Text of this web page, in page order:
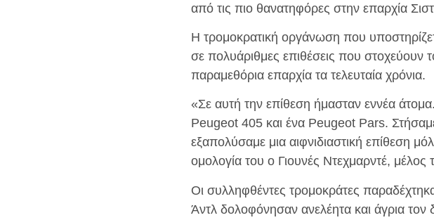
από τις πιο θανατηφόρες στην επαρχία
Η τρομοκρατική οργάνωση που
σε πολυάριθμες επιθέσεις που στοχεύουν
παραμεθόρια επαρχία τα τελευταία χρόνια.
«Σε αυτή την επίθεση ήμασταν εννέα
Peugeot 405 και ένα Peugeot Pars.
εξαπολύσαμε μια αιφνιδιαστική επίθεση
ομολογία του ο Γιουνές Ντεχμαρντέ,
Οι συλληφθέντες τρομοκράτες
Άντλ δολοφόνησαν ανελέητα και άγρια ​​τον